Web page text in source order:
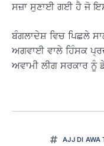
ਸਜ਼ਾ ਸੁਣਾਈ ਗਈ ਹੈ ਜੋ
ਬੰਗਲਾਦੇਸ਼ ਵਿਚ ਪਿਛਲੇ
ਅਗਵਾਈ ਵਾਲੇ ਹਿੰਸਕ
ਅਵਾਮੀ ਲੀਗ ਸਰਕਾਰ ਨੂੰ
AJJ DI AWA